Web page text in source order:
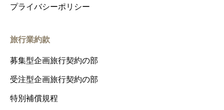
プライバシーポリシー
旅行業約款
募集型企画旅行契約の部
受注型企画旅行契約の部
特別補償規程